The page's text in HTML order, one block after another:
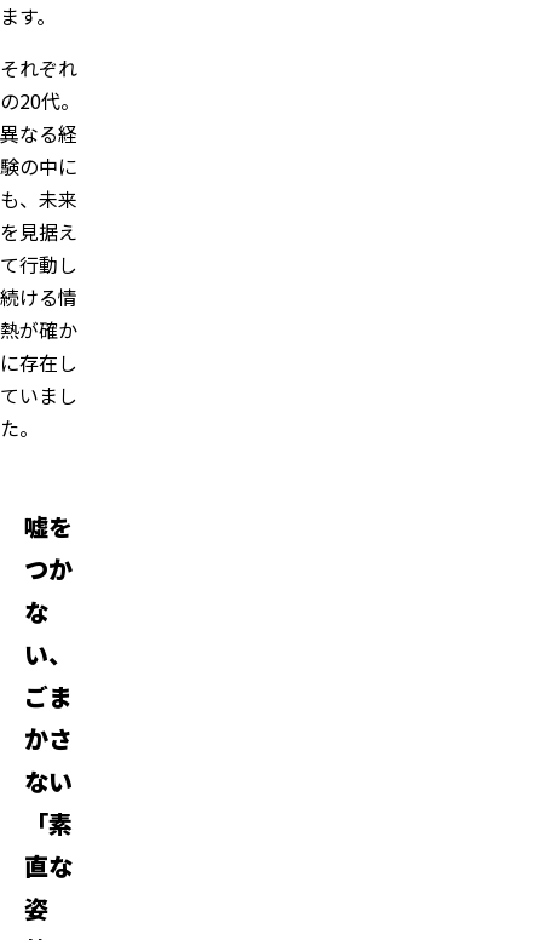
ます。
それぞれ
の20代。
異なる経
験の中に
も、未来
を見据え
て行動し
続ける情
熱が確か
に存在し
ていまし
た。
嘘を
つか
な
い、
ごま
かさ
ない
「素
直な
姿